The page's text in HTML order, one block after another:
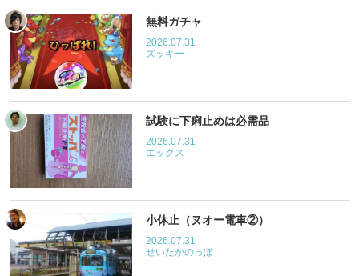
無料ガチャ
2026.07.31
ズッキー
試験に下痢止めは必需品
2026.07.31
エックス
小休止（ヌオー電車②）
2026.07.31
せいたかのっぽ